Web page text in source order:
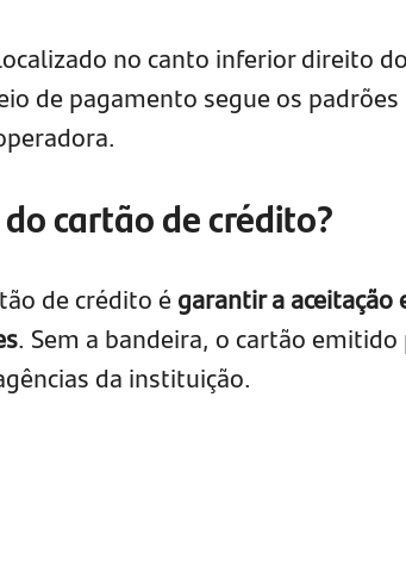
no canto inferior direito do
de pagamento segue os padrões
cartão de crédito?
de crédito égarantir a aceitação
. Sem a bandeira, o cartão emitido
da instituição.